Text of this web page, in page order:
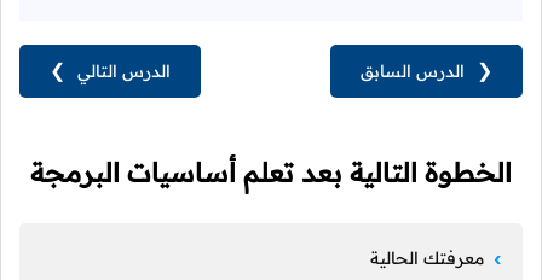
الدرس التالي ❯ ❮ الدرس السابق
الخطوة التالية بعد تعلم أساسيات البرمجة
معرفتك الحالية